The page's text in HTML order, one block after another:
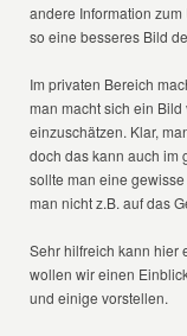
andere Information
so eine besseres Bild
Im privaten Bereich
man macht sich ein
einzuschätzen. Klar,
doch das kann auch im
sollte man eine
man nicht z.B. auf das
Sehr hilfreich kann hier
wollen wir einen
und einige vorstellen.